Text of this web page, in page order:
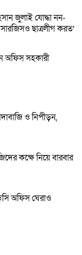
জুলাই যোদ্ধা নন-
ছাত্রলীগ করত’
অফিস সহকারী
ও নিপীড়ন,
কক্ষে নিয়ে বারবার
অফিস ঘেরাও